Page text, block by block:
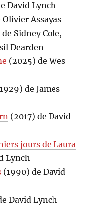
David Lynch
Assayas
Sidney Cole,
Dearden
(2025) de Wes
de James
(2017) de David
jours de Laura
Lynch
(1990) de David
David Lynch